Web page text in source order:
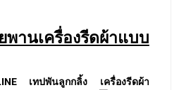
ยพานเครื่องรีดผ้าแบบ
เทปพันลูกกลิ้ง เครื่องรีดผ้า